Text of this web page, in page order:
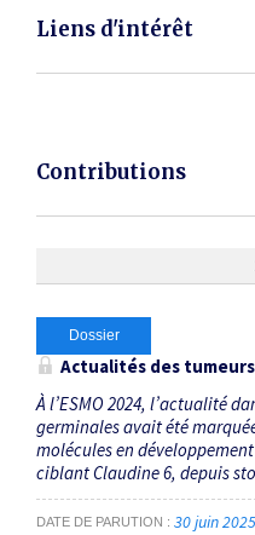
Liens d'intérêt
Contributions
Dossier
Actualités des
À l’ESMO 2024, l’actualité
germinales avait été
molécules en
ciblant Claudine 6, depuis
DATE DE PARUTION 30 juin 2025